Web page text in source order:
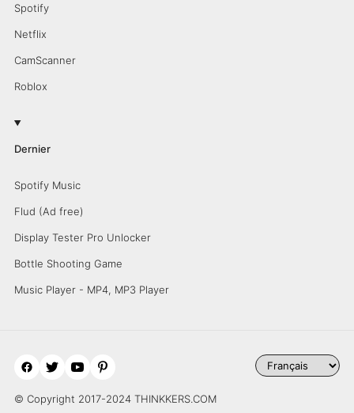
Spotify
Netflix
CamScanner
Roblox
Dernier
Spotify Music
Flud (Ad free)
Display Tester Pro Unlocker
Bottle Shooting Game
Music Player - MP4, MP3 Player
© Copyright 2017-2024 THINKKERS.COM